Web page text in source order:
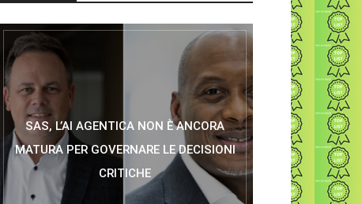
SAS, L’AI AGENTICA NON È ANCORA
MATURA PER GOVERNARE LE DECISIONI
CRITICHE